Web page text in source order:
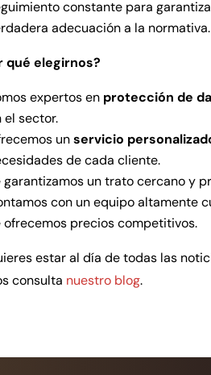
constante para
adecuación a la normativa.
qué elegirnos?
expertos en protección de
el sector.
unservicio
de cada cliente.
garantizamos un trato cercano y
con un equipo altamente
ofrecemos precios competitivos.
estar al día de todas las
consulta nuestro blog.